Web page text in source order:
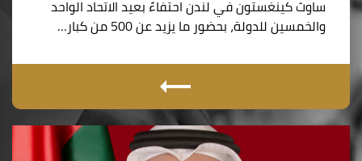
ساوث كينغستون في لندن احتفاءً بعيد الاتحاد الواحد
والخمسين للدولة، بحضور ما يزيد عن 500 من كبار…